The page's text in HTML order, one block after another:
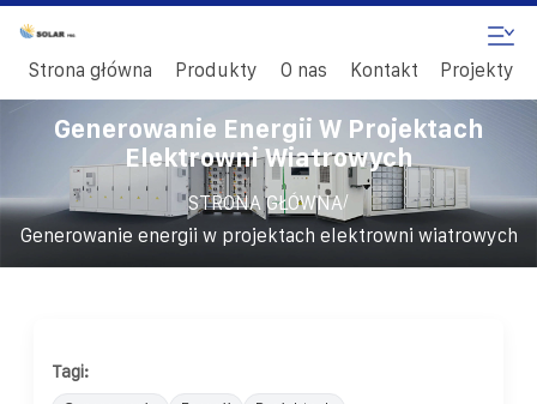
Strona główna Produkty O nas Kontakt Projekty
Generowanie Energii W Projektach
Elektrowni Wiatrowych
STRONA GŁÓWNA/
Generowanie energii w projektach elektrowni wiatrowych
Tagi: